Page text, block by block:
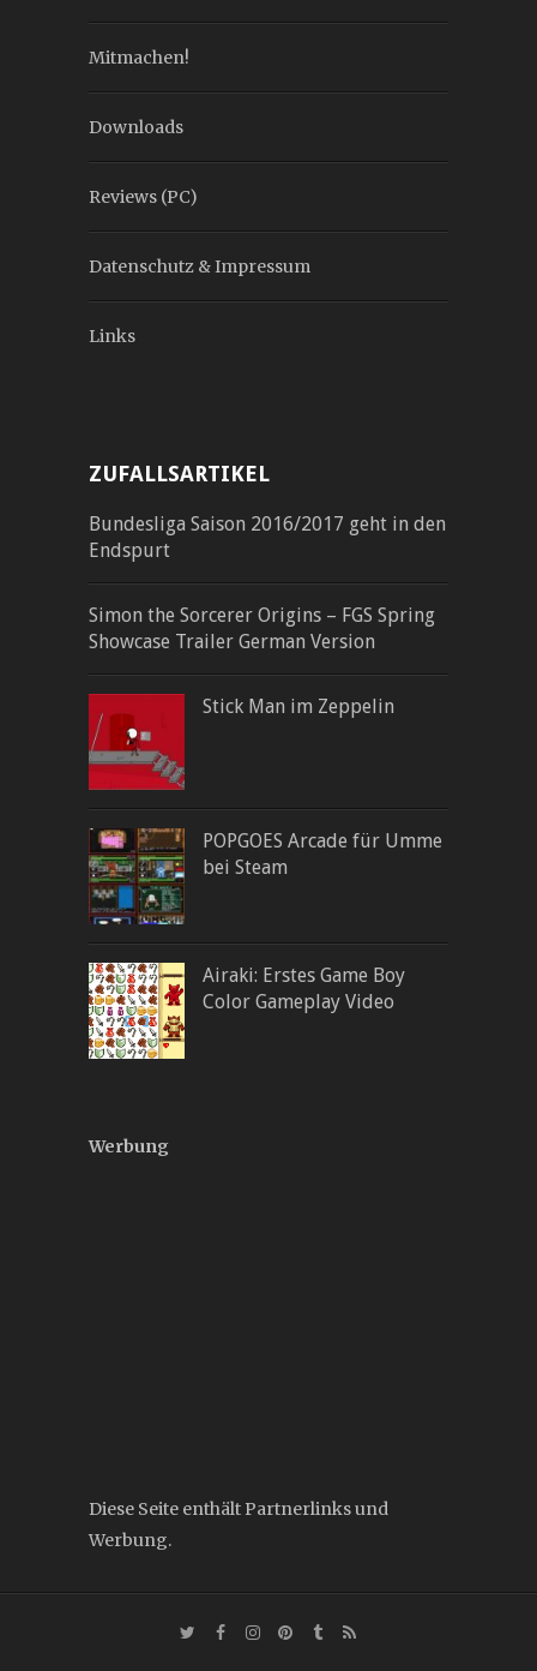
Mitmachen!
Downloads
Reviews (PC)
Datenschutz & Impressum
Links
ZUFALLSARTIKEL
Bundesliga Saison 2016/2017 geht in den
Endspurt
Simon the Sorcerer Origins – FGS Spring
Showcase Trailer German Version
Stick Man im Zeppelin
POPGOES Arcade für Umme
bei Steam
Airaki: Erstes Game Boy
Color Gameplay Video
Werbung
Diese Seite enthält Partnerlinks und
Werbung.